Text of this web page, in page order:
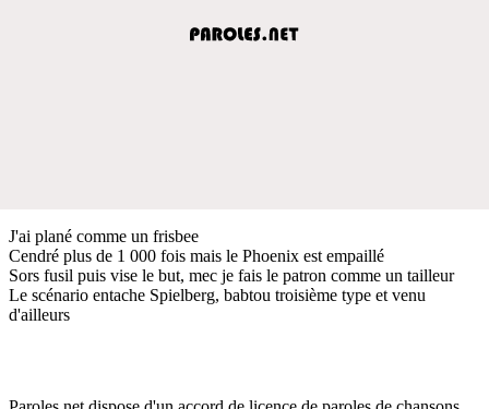
J'ai plané comme un frisbee
Cendré plus de 1 000 fois mais le Phoenix est empaillé
Sors fusil puis vise le but, mec je fais le patron comme un tailleur
Le scénario entache Spielberg, babtou troisième type et venu
d'ailleurs